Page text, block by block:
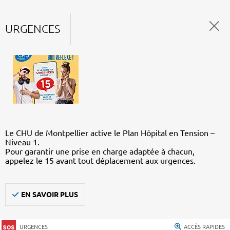
URGENCES
Le CHU de Montpellier active le Plan Hôpital en Tension –
Niveau 1.
Pour garantir une prise en charge adaptée à chacun,
appelez le 15 avant tout déplacement aux urgences.
EN SAVOIR PLUS
URGENCES ACCÈS RAPIDES